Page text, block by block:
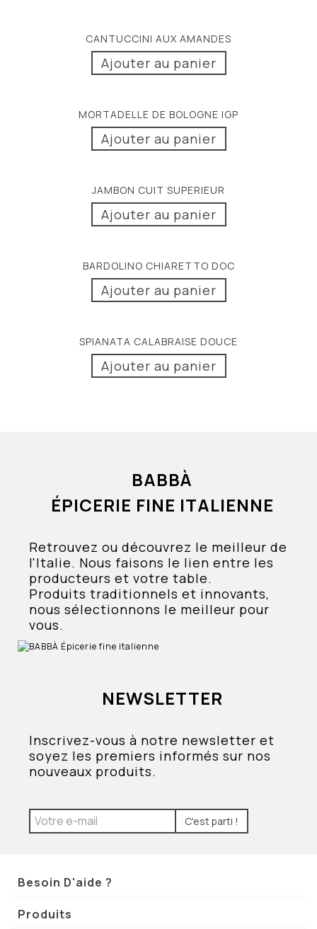
CANTUCCINI AUX AMANDES
Ajouter au panier
MORTADELLE DE BOLOGNE IGP
Ajouter au panier
JAMBON CUIT SUPERIEUR
Ajouter au panier
BARDOLINO CHIARETTO DOC
Ajouter au panier
SPIANATA CALABRAISE DOUCE
Ajouter au panier
BABBÀ
ÉPICERIE FINE ITALIENNE
Retrouvez ou découvrez le meilleur de
l'Italie. Nous faisons le lien entre les
producteurs et votre table.
Produits traditionnels et innovants,
nous sélectionnons le meilleur pour
vous.
NEWSLETTER
Inscrivez-vous à notre newsletter et
soyez les premiers informés sur nos
nouveaux produits.
C'est parti !
Besoin D'aide ?
Produits